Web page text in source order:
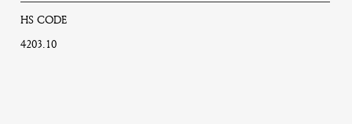
HS CODE
4203.10